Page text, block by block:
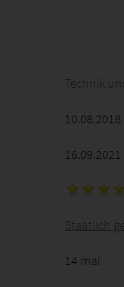
Technik
16.09.2021
Staatlich
14 mal